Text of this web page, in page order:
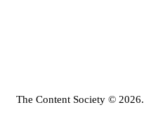
The Content Society © 2026.